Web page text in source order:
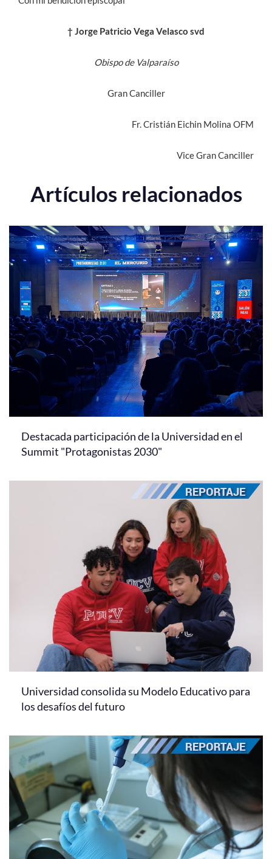
† Jorge Patricio Vega Velasco svd
Obispo de Valparaíso
Gran Canciller
Fr. Cristián Eichin Molina OFM
Vice Gran Canciller
Artículos relacionados
Destacada participación de la Universidad en el
Summit "Protagonistas 2030"
Universidad consolida su Modelo Educativo para
los desafíos del futuro